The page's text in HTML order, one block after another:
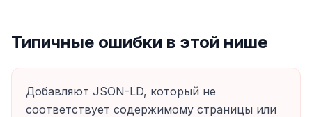
Типичные ошибки в этой нише
Добавляют JSON-LD, который не
соответствует содержимому страницы или